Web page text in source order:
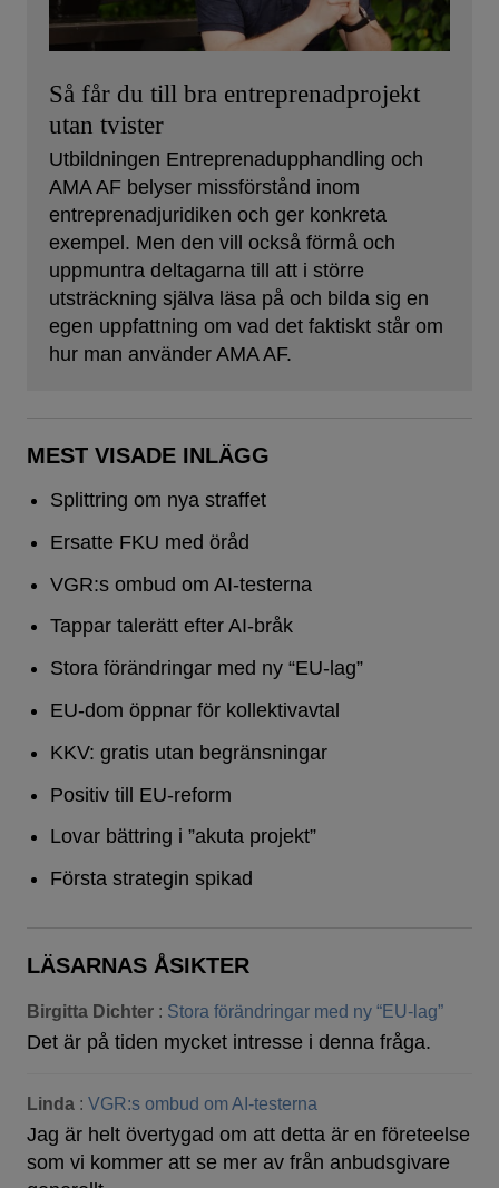
Så får du till bra entreprenadprojekt
utan tvister
Utbildningen Entreprenadupphandling och
AMA AF belyser missförstånd inom
entreprenadjuridiken och ger konkreta
exempel. Men den vill också förmå och
uppmuntra deltagarna till att i större
utsträckning själva läsa på och bilda sig en
egen uppfattning om vad det faktiskt står om
hur man använder AMA AF.
MEST VISADE INLÄGG
Splittring om nya straffet
Ersatte FKU med öråd
VGR:s ombud om AI-testerna
Tappar talerätt efter AI-bråk
Stora förändringar med ny “EU-lag”
EU-dom öppnar för kollektivavtal
KKV: gratis utan begränsningar
Positiv till EU-reform
Lovar bättring i ”akuta projekt”
Första strategin spikad
LÄSARNAS ÅSIKTER
Birgitta Dichter : Stora förändringar med ny “EU-lag”
Det är på tiden mycket intresse i denna fråga.
Linda : VGR:s ombud om AI-testerna
Jag är helt övertygad om att detta är en företeelse
som vi kommer att se mer av från anbudsgivare